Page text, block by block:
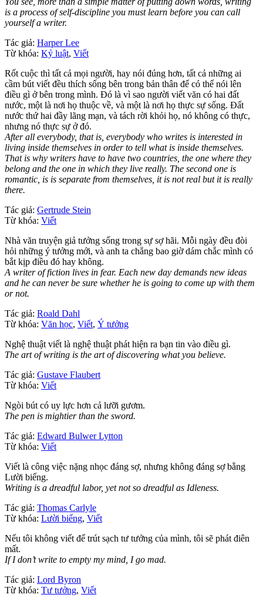
is a process of self-discipline you must learn before you can call
yourself a writer.
Tác giả: Harper Lee
Từ khóa: Kỷ luật, Viết
Rốt cuộc thì tất cả mọi người, hay nói đúng hơn, tất cả những ai
cầm bút viết đều thích sống bên trong bản thân để có thể nói lên
điều gì ở bên trong mình. Đó là vì sao người viết văn có hai đất
nước, một là nơi họ thuộc về, và một là nơi họ thực sự sống. Đất
nước thứ hai đầy lãng mạn, và tách rời khỏi họ, nó không có thực,
nhưng nó thực sự ở đó.
After all everybody, that is, everybody who writes is interested in
living inside themselves in order to tell what is inside themselves.
That is why writers have to have two countries, the one where they
belong and the one in which they live really. The second one is
romantic, is is separate from themselves, it is not real but it is really
there.
Tác giả: Gertrude Stein
Từ khóa: Viết
Nhà văn truyện giả tưởng sống trong sự sợ hãi. Mỗi ngày đều đòi
hỏi những ý tưởng mới, và anh ta chẳng bao giờ dám chắc mình có
bắt kịp điều đó hay không.
A writer of fiction lives in fear. Each new day demands new ideas
and he can never be sure whether he is going to come up with them
or not.
Tác giả: Roald Dahl
Từ khóa: Văn học, Viết, Ý tưởng
Nghệ thuật viết là nghệ thuật phát hiện ra bạn tin vào điều gì.
The art of writing is the art of discovering what you believe.
Tác giả: Gustave Flaubert
Từ khóa: Viết
Ngòi bút có uy lực hơn cả lưỡi gươm.
The pen is mightier than the sword.
Tác giả: Edward Bulwer Lytton
Từ khóa: Viết
Viết là công việc nặng nhọc đáng sợ, nhưng không đáng sợ bằng
Lười biếng.
Writing is a dreadful labor, yet not so dreadful as Idleness.
Tác giả: Thomas Carlyle
Từ khóa: Lười biếng, Viết
Nếu tôi không viết để trút sạch tư tưởng của mình, tôi sẽ phát điên
mất.
If I don’t write to empty my mind, I go mad.
Tác giả: Lord Byron
Từ khóa: Tư tưởng, Viết